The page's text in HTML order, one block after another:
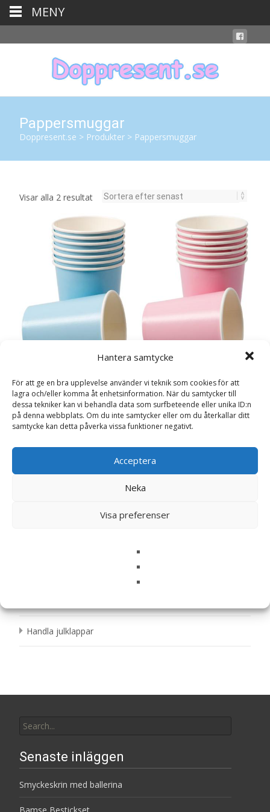
Hantera samtycke
För att ge en bra upplevelse använder vi teknik som cookies för att
lagra och/eller komma åt enhetsinformation. När du samtycker till
dessa tekniker kan vi behandla data som surfbeteende eller unika ID:n
på denna webbplats. Om du inte samtycker eller om du återkallar ditt
samtycke kan detta påverka vissa funktioner negativt.
Acceptera
Neka
Visa preferenser
Pappersmuggar
Doppresent.se > Produkter > Pappersmuggar
Visar alla 2 resultatSortera
senaste
Pappersmuggar, ljusblå, 8p
35kr
Läs mera här
Pappersmuggar, rosa, 8p
35kr
Läs mera här
Doppresenter
Handla julklappar
for:
Senaste inläggen
Smyckeskrin med ballerina
MENY